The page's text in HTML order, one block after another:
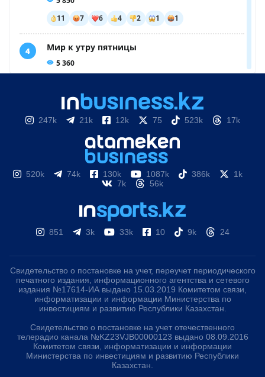
247k 21k 12k 75 523k 17k
520k 74k 130k 1087k 386k
1k
7k
56k
851 3k 33k 10 9k 24
Свидетельство о постановке на учет, переучет периодического
печатного издания, информационного агентства и сетевого
издания №17614-ИА выдано 15.03.2019 Комитетом связи,
информатизации и информации Министерства по
инвестициям и развитию Республики Казахстан.
Свидетельство о постановке на учет отечественного
телерадио канала №KZ23VJB00000123 выдано 08.09.2016
Комитетом связи, информатизации и информации
Министерства по инвестициям и развитию Республики
Казахстан.